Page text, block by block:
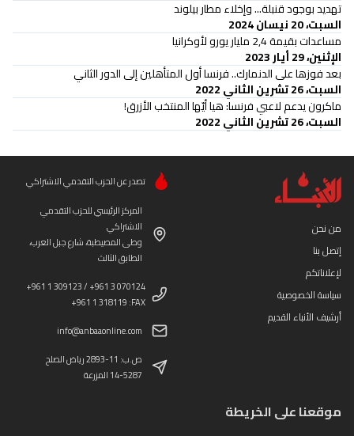
تهديد بوجود قنبلة... وإخلاء مطار بيلوند
السبت، 20 نيسان 2024
مساعدات بقيمة 2,4 مليار يورو لأوكرانيا
الإثنين، 29 أيار 2023
بعد فوزها على الدنمارك.. فرنسا أول المتأهلين إلى الدور الثاني
السبت، 26 تشرين الثاني 2022
ماكرون يدعم لاعبي فرنسا: هيا أيّها المنتخب الأزرق!
السبت، 26 تشرين الثاني 2022
من نحن
إتصل بنا
لإعلاناتكم
سياسة الخصوصية
أرشيف الأنباء القديم
تصدر عن الحزب التقدمي الاشتراكي
المركز الرئيسي للحزب التقدمي
الاشتراكي
وطى المصيطبة، شارع جبل العرب،
الطابق الثالث
+961 1 309123 / +961 3 070124
+961 1 318119 :FAX
info@anbaaonline.com
ص.ب: 11-2893 رياض الصلح
14-5287 المزرعة
موقعنا على الخريطة